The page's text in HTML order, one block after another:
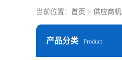
当前位置： 首页 > 供应商机
产品分类 Product